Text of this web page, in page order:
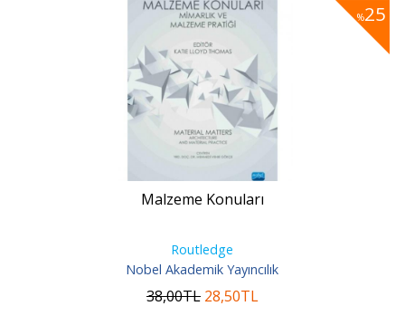
%25
Malzeme Konuları
Routledge
Nobel Akademik Yayıncılık
38,00TL 28,50TL